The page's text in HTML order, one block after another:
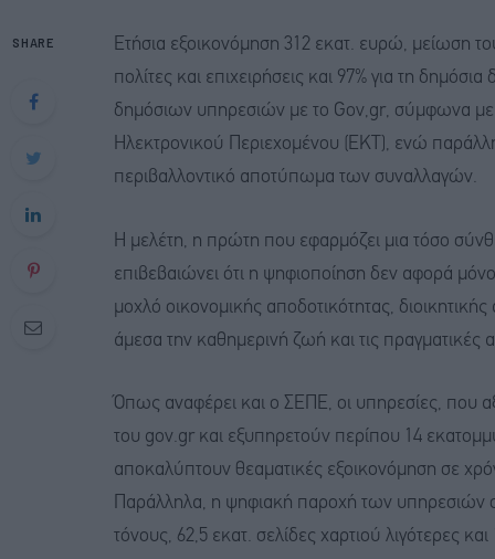
SHARE
Ετήσια εξοικονόμηση 312 εκατ. ευρώ, μείωση
πολίτες και επιχειρήσεις και 97% για τη
δημόσιων υπηρεσιών με το Gov,gr, σύμφωνα
Ηλεκτρονικού Περιεχομένου (ΕΚΤ), ενώ
περιβαλλοντικό αποτύπωμα των συναλλαγών.
Η μελέτη, η πρώτη που εφαρμόζει μια τόσο
επιβεβαιώνει ότι η ψηφιοποίηση δεν αφορά
μοχλό οικονομικής αποδοτικότητας,
άμεσα την καθημερινή ζωή και τις πραγματικές
Όπως αναφέρει και ο ΣΕΠΕ, οι υπηρεσίες, που
του gov.gr και εξυπηρετούν περίπου 14
αποκαλύπτουν θεαματικές εξοικονόμηση σε
Παράλληλα, η ψηφιακή παροχή των υπηρεσιών
τόνους, 62,5 εκατ. σελίδες χαρτιού λιγότερες